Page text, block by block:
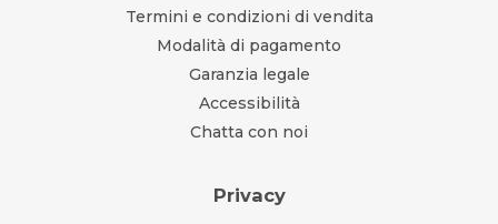
Termini e condizioni di vendita
Modalità di pagamento
Garanzia legale
Accessibilità
Chatta con noi
Privacy